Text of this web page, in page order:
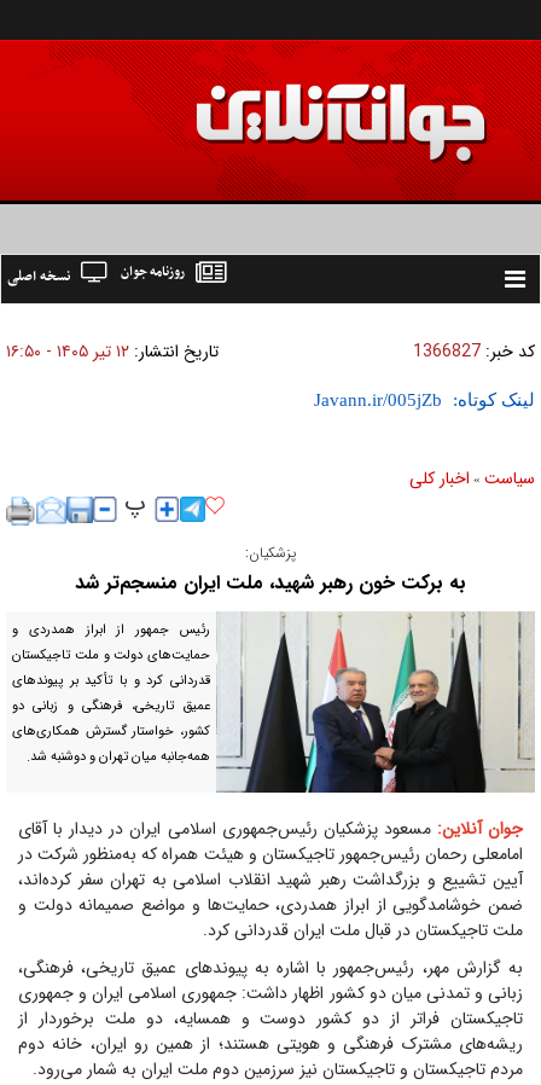
Toggle
نسخه اصلی روزنامه جوان
کد خبر: 1366827 تاریخ انتشار: ۱۲ تير ۱۴۰۵ - ۱۶:۵۰
لینک کوتاه:
سیاست » اخبار کلی
پزشکیان:
به برکت خون رهبر شهید، ملت ایران منسجم‌تر شد
رئیس جمهور از ابراز همدردی و
حمایت‌های دولت و ملت تاجیکستان
قدردانی کرد و با تأکید بر پیوند‌های
عمیق تاریخی، فرهنگی و زبانی دو
کشور، خواستار گسترش همکاری‌های
همه‌جانبه میان تهران و دوشنبه شد.
جوان آنلاین: مسعود پزشکیان رئیس‌جمهوری اسلامی ایران در دیدار با آقای
امامعلی رحمان رئیس‌جمهور تاجیکستان و هیئت همراه که به‌منظور شرکت در
آیین تشییع و بزرگداشت رهبر شهید انقلاب اسلامی به تهران سفر کرده‌اند،
ضمن خوشامدگویی از ابراز همدردی، حمایت‌ها و مواضع صمیمانه دولت و
ملت تاجیکستان در قبال ملت ایران قدردانی کرد.
به گزارش مهر، رئیس‌جمهور با اشاره به پیوند‌های عمیق تاریخی، فرهنگی،
زبانی و تمدنی میان دو کشور اظهار داشت: جمهوری اسلامی ایران و جمهوری
تاجیکستان فراتر از دو کشور دوست و همسایه، دو ملت برخوردار از
ریشه‌های مشترک فرهنگی و هویتی هستند؛ از همین رو ایران، خانه دوم
مردم تاجیکستان و تاجیکستان نیز سرزمین دوم ملت ایران به شمار می‌رود.